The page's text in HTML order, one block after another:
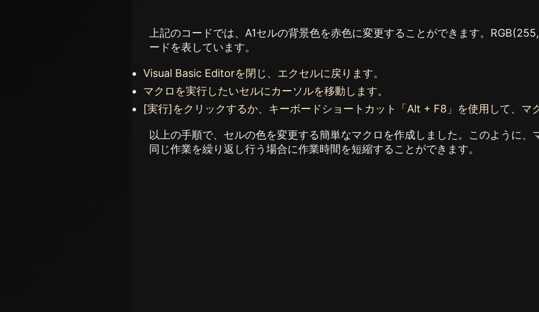
上記のコードでは、A1セルの背景色を赤色に変更することができます。
ードを表しています。
Visual Basic Editorを閉じ、エクセルに戻ります。
マクロを実行したいセルにカーソルを移動します。
[実行]をクリックするか、キーボードショートカット「Alt + F8」を使用して、マ
以上の手順で、セルの色を変更する簡単なマクロを作成しました。このように、
同じ作業を繰り返し行う場合に作業時間を短縮することができます。